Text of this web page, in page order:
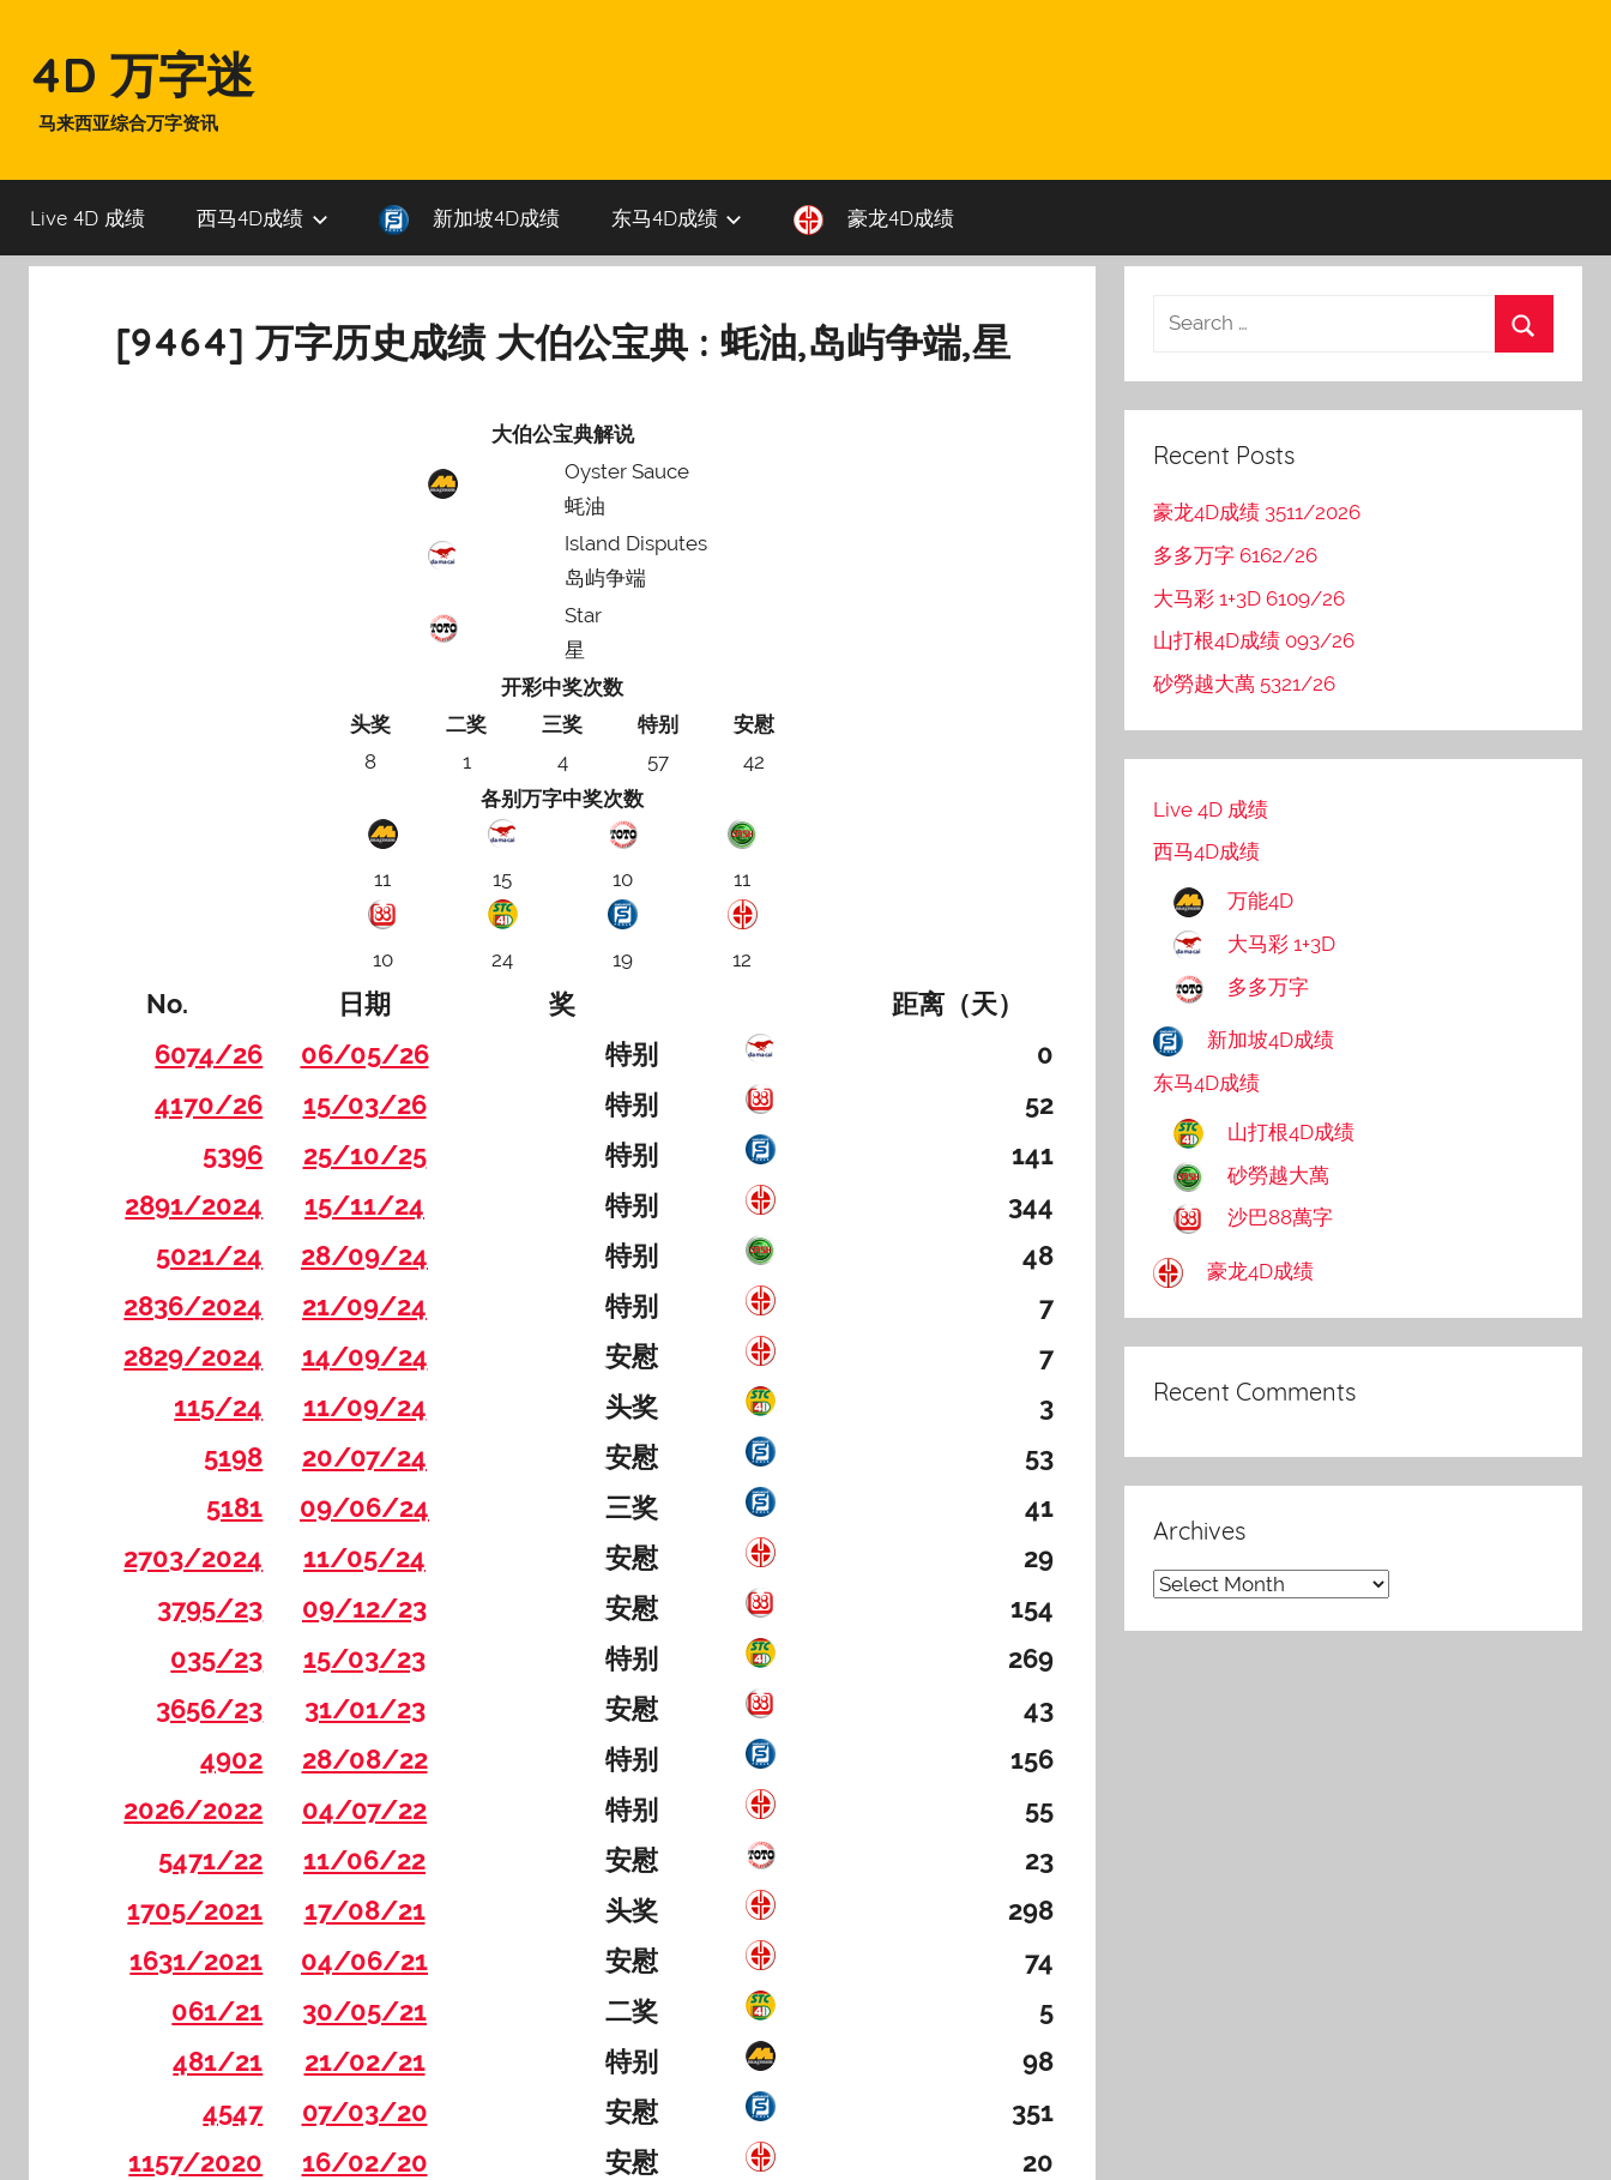
content4D 万字迷
马来西亚综合万字资讯
Live 4D 成绩 西马4D成绩 新加坡4D成绩 东马4D成绩 豪龙4D成绩
[9464] 万字历史成绩 大伯公宝典 : 蚝油,岛屿争端,星
大伯公宝典解说
Oyster Sauce
蚝油
Island Disputes
岛屿争端
Star
星
开彩中奖次数
头奖
二奖 三奖 特别
安慰
8
1 4 57
42
各别万字中奖次数
11 15 10 11
10 24 19 12
No. 日期 奖
距离（天）
6074/26
06/05/26 特别
0
4170/26
15/03/26 特别
52
5396
25/10/25 特别
141
2891/2024
15/11/24 特别
344
5021/24
28/09/24 特别
48
2836/2024
21/09/24 特别
7
2829/2024
14/09/24 安慰
7
115/24
11/09/24 头奖
3
5198
20/07/24 安慰
53
5181
09/06/24 三奖
41
2703/2024
11/05/24 安慰
29
3795/23
09/12/23 安慰
154
035/23
15/03/23 特别
269
3656/23
31/01/23 安慰
43
4902
28/08/22 特别
156
2026/2022
04/07/22 特别
55
5471/22
11/06/22 安慰
23
1705/2021
17/08/21 头奖
298
1631/2021
04/06/21 安慰
74
061/21
30/05/21 二奖
5
481/21
21/02/21 特别
98
4547
07/03/20 安慰
351
1157/2020
16/02/20 安慰
20
Recent Posts
豪龙4D成绩 3511/2026
多多万字 6162/26
大马彩 1+3D 6109/26
山打根4D成绩 093/26
砂勞越大萬 5321/26
Live 4D 成绩
西马4D成绩
万能4D
大马彩 1+3D
多多万字
新加坡4D成绩
东马4D成绩
山打根4D成绩
砂勞越大萬
沙巴88萬字
豪龙4D成绩
Recent Comments
Archives
Archives